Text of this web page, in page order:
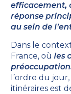
efficacement,
réponse
au sein de
Dans le
France, oùles
l’ordre du
itinéraires est